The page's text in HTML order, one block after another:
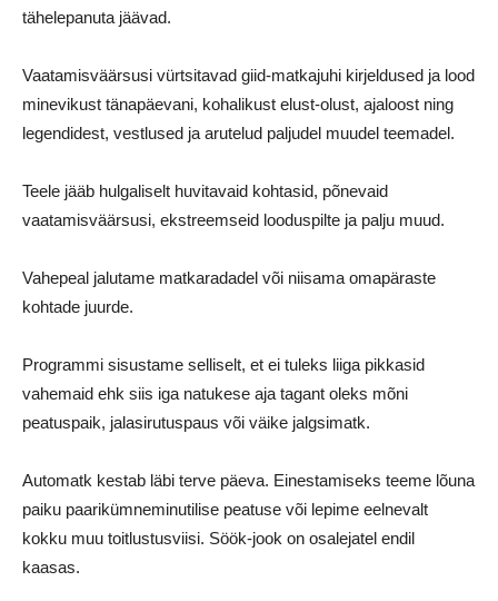
tähelepanuta jäävad.
Vaatamisväärsusi vürtsitavad giid-matkajuhi kirjeldused ja lood
minevikust tänapäevani, kohalikust elust-olust, ajaloost ning
legendidest, vestlused ja arutelud paljudel muudel teemadel.
Teele jääb hulgaliselt huvitavaid kohtasid, põnevaid
vaatamisväärsusi, ekstreemseid looduspilte ja palju muud.
Vahepeal jalutame matkaradadel või niisama omapäraste
kohtade juurde.
Programmi sisustame selliselt, et ei tuleks liiga pikkasid
vahemaid ehk siis iga natukese aja tagant oleks mõni
peatuspaik, jalasirutuspaus või väike jalgsimatk.
Automatk kestab läbi terve päeva. Einestamiseks teeme lõuna
paiku paarikümneminutilise peatuse või lepime eelnevalt
kokku muu toitlustusviisi. Söök-jook on osalejatel endil
kaasas.